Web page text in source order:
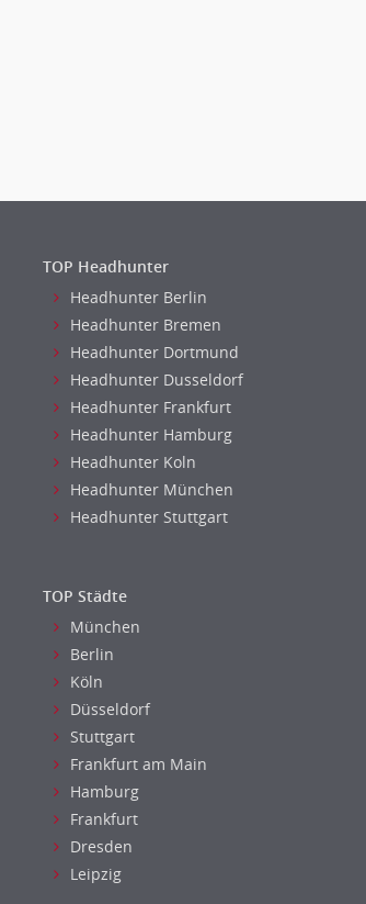
TOP Headhunter
Headhunter Berlin
Headhunter Bremen
Headhunter Dortmund
Headhunter Dusseldorf
Headhunter Frankfurt
Headhunter Hamburg
Headhunter Koln
Headhunter München
Headhunter Stuttgart
TOP Städte
München
Berlin
Köln
Düsseldorf
Stuttgart
Frankfurt am Main
Hamburg
Frankfurt
Dresden
Leipzig